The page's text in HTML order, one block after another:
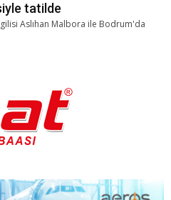
tatilde
Aslıhan Malbora ile Bodrum'da